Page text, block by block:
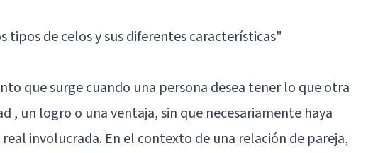
tipos de celos y sus diferentes características"
que surge cuando una persona desea tener lo que otra
, un logro o una ventaja, sin que necesariamente haya
involucrada. En el contexto de una relación de pareja,